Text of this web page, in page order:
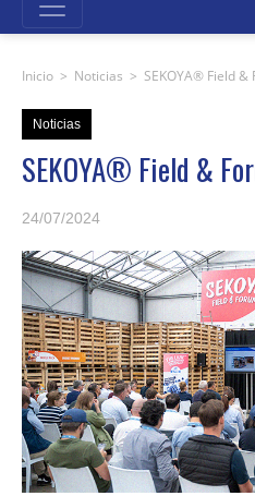
Inicio > Noticias > SEKOYA® Field
Noticias
SEKOYA® Field &
24/07/2024